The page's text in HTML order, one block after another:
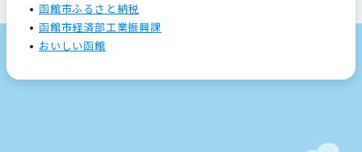
函館市ふるさと納税
函館市経済部工業振興課
おいしい函館